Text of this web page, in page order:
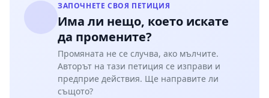
ЗАПОЧНЕТЕ СВОЯ ПЕТИЦИЯ
Има ли нещо, което искате
да промените?
Промяната не се случва, ако мълчите.
Авторът на тази петиция се изправи и
предприе действия. Ще направите ли
същото?